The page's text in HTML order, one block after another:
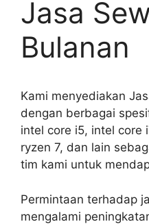
Jasa
Bulanan
Kami menyediakan
dengan berbagai
intel core i5, intel core
ryzen 7, dan lain
tim kami untuk
Permintaan terhadap
mengalami